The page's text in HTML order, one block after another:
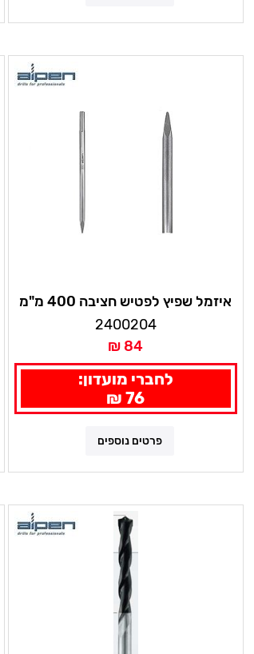
איזמל שפיץ לפטיש חציבה 400 מ"מ
ALPEN
2400204
84 ₪
לחברי מועדון:
76 ₪
פרטים נוספים